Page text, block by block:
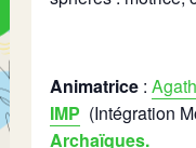
Animatrice :
IMP (Intégration
Archaïques.